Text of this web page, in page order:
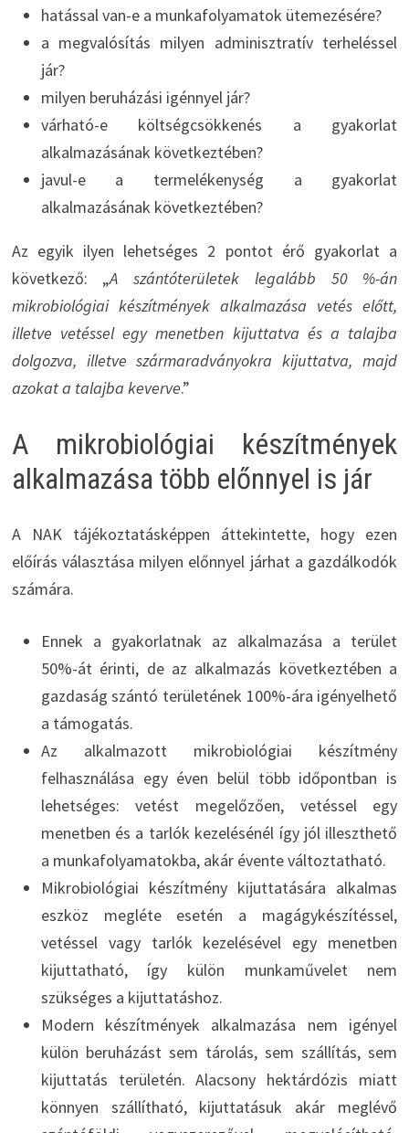
hatással van-e a munkafolyamatok ütemezésére?
a megvalósítás milyen adminisztratív terheléssel
jár?
milyen beruházási igénnyel jár?
várható-e költségcsökkenés a gyakorlat
alkalmazásának következtében?
javul-e a termelékenység a gyakorlat
alkalmazásának következtében?
Az egyik ilyen lehetséges 2 pontot érő gyakorlat a
következő: „A szántóterületek legalább 50 %-án
mikrobiológiai készítmények alkalmazása vetés előtt,
illetve vetéssel egy menetben kijuttatva és a talajba
dolgozva, illetve szármaradványokra kijuttatva, majd
azokat a talajba keverve.”
A mikrobiológiai készítmények
alkalmazása több előnnyel is jár
A NAK tájékoztatásképpen áttekintette, hogy ezen
előírás választása milyen előnnyel járhat a gazdálkodók
számára.
Ennek a gyakorlatnak az alkalmazása a terület
50%-át érinti, de az alkalmazás következtében a
gazdaság szántó területének 100%-ára igényelhető
a támogatás.
Az alkalmazott mikrobiológiai készítmény
felhasználása egy éven belül több időpontban is
lehetséges: vetést megelőzően, vetéssel egy
menetben és a tarlók kezelésénél így jól illeszthető
a munkafolyamatokba, akár évente változtatható.
Mikrobiológiai készítmény kijuttatására alkalmas
eszköz megléte esetén a magágykészítéssel,
vetéssel vagy tarlók kezelésével egy menetben
kijuttatható, így külön munkaművelet nem
szükséges a kijuttatáshoz.
Modern készítmények alkalmazása nem igényel
külön beruházást sem tárolás, sem szállítás, sem
kijuttatás területén. Alacsony hektárdózis miatt
könnyen szállítható, kijuttatásuk akár meglévő